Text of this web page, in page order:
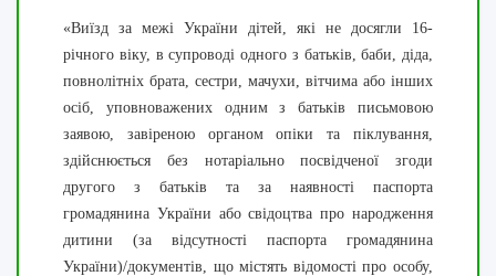
«Виїзд за межі України дітей, які не досягли 16-
річного віку, в супроводі одного з батьків, баби, діда,
повнолітніх брата, сестри, мачухи, вітчима або інших
осіб, уповноважених одним з батьків письмовою
заявою, завіреною органом опіки та піклування,
здійснюється без нотаріально посвідченої згоди
другого з батьків та за наявності паспорта
громадянина України або свідоцтва про народження
дитини (за відсутності паспорта громадянина
України)/документів, що містять відомості про особу,